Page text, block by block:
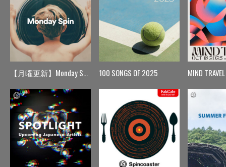
【月曜更新】Monday Spin 100 SONGS OF 2025 MIND TRAVEL